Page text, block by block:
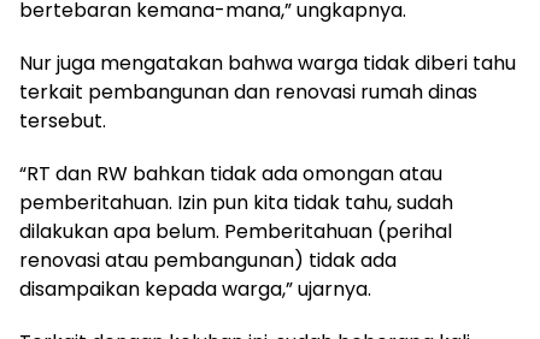
bertebaran kemana-mana,” ungkapnya.
Nur juga mengatakan bahwa warga tidak diberi tahu
terkait pembangunan dan renovasi rumah dinas
tersebut.
“RT dan RW bahkan tidak ada omongan atau
pemberitahuan. Izin pun kita tidak tahu, sudah
dilakukan apa belum. Pemberitahuan (perihal
renovasi atau pembangunan) tidak ada
disampaikan kepada warga,” ujarnya.